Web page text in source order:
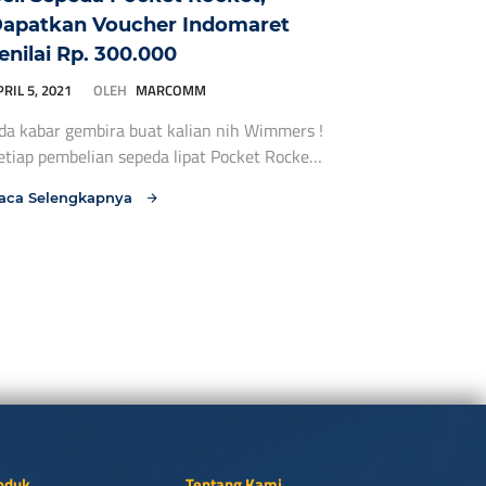
Voucher Indomaret
Rp. 300.000
5, 2021 OLEH MARCOMM
kabar gembira buat kalian nih Wimmers !
pembelian sepeda lipat Pocket Rocket
300.000,- lhoh. Dapatkan penawaran
Selengkapnya